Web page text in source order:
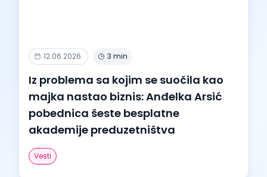
12.06.2026. 3 min
Iz problema sa kojim se suočila kao
majka nastao biznis: Anđelka Arsić
pobednica šeste besplatne
akademije preduzetništva
Vesti